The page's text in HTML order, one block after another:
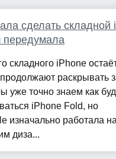
сделать складной
передумала
складного iPhone
раскрывать
уже точно знаем как
iPhone Fold, но
изначально работала
диза...